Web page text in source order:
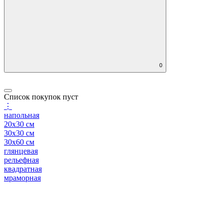
0
Список покупок пуст
⋮
напольная
20x30 см
30x30 см
30x60 см
глянцевая
рельефная
квадратная
мраморная